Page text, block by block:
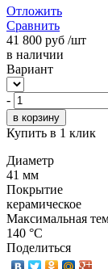
Отложить
Сравнить
41 800 руб /шт
в наличии
Вариант
-
Купить в 1 клик
Диаметр
41 мм
Покрытие
керамическое
Максимальная
140 °C
Поделиться